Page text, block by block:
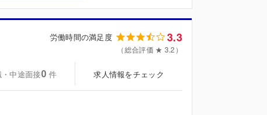
労働時間の満足度 3.3
（総合評価 ★ 3.2）
中途面接0 件 求人情報をチェック